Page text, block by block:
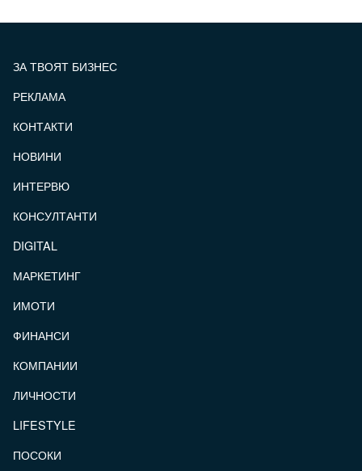
ЗА ТВОЯТ БИЗНЕС
РЕКЛАМА
КОНТАКТИ
НОВИНИ
ИНТЕРВЮ
КОНСУЛТАНТИ
DIGITAL
МАРКЕТИНГ
ИМОТИ
ФИНАНСИ
КОМПАНИИ
ЛИЧНОСТИ
LIFESTYLE
ПОСОКИ